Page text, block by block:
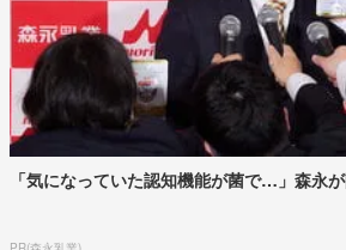
「気になっていた認知機能が菌で…」森永